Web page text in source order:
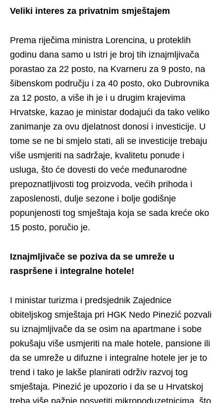
Veliki interes za privatnim smještajem
Prema riječima ministra Lorencina, u proteklih
godinu dana samo u Istri je broj tih iznajmljivača
porastao za 22 posto, na Kvarneru za 9 posto, na
šibenskom području i za 40 posto, oko Dubrovnika
za 12 posto, a više ih je i u drugim krajevima
Hrvatske, kazao je ministar dodajući da tako veliko
zanimanje za ovu djelatnost donosi i investicije. U
tome se ne bi smjelo stati, ali se investicije trebaju
više usmjeriti na sadržaje, kvalitetu ponude i
usluga, što će dovesti do veće međunarodne
prepoznatljivosti tog proizvoda, većih prihoda i
zaposlenosti, dulje sezone i bolje godišnje
popunjenosti tog smještaja koja se sada kreće oko
15 posto, poručio je.
Iznajmljivače se poziva da se umreže u
raspršene i integralne hotele!
I ministar turizma i predsjednik Zajednice
obiteljskog smještaja pri HGK Nedo Pinezić pozvali
su iznajmljivače da se osim na apartmane i sobe
pokušaju više usmjeriti na male hotele, pansione ili
da se umreže u difuzne i integralne hotele jer je to
trend i tako je lakše planirati održiv razvoj tog
smještaja. Pinezić je upozorio i da se u Hrvatskoj
treba više pažnje posvetiti mikropoduzetnicima, što